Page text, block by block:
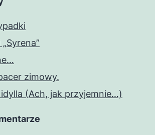
zimowy.
(Ach, jak przyjemnie…)